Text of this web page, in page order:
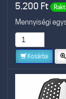
5.200 Ft
Mennyiségi
Kosárba